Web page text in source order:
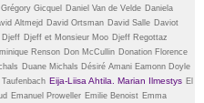
Gicquel Daniel Van de Velde Daniela
Altmejd David Ortsman David Salle Daviot
Djeff Djeff et Monsieur Moo Djeff Regottaz
Renson Don McCullin Donation Florence
Duane Michals Désiré Amani Eamonn Doyle
Taufenbach Eija-Liisa Ahtila. Marian Ilmestys El
Emanuel Proweller Emilie Benoist Emma